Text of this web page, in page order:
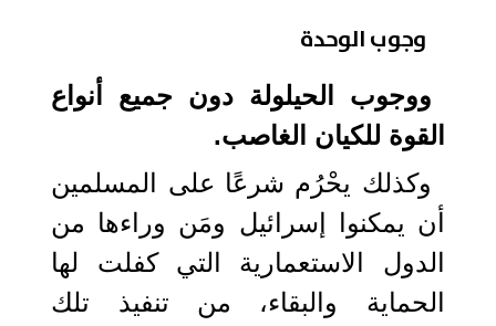
وجوب الوحدة
ووجوب الحيلولة دون جميع أنواع
القوة للكيان الغاصب.
وكذلك يحْرُم شرعًا على المسلمين
أن يمكنوا إسرائيل ومَن وراءها من
الدول الاستعمارية التي كفلت لها
الحماية والبقاء، من تنفيذ تلك